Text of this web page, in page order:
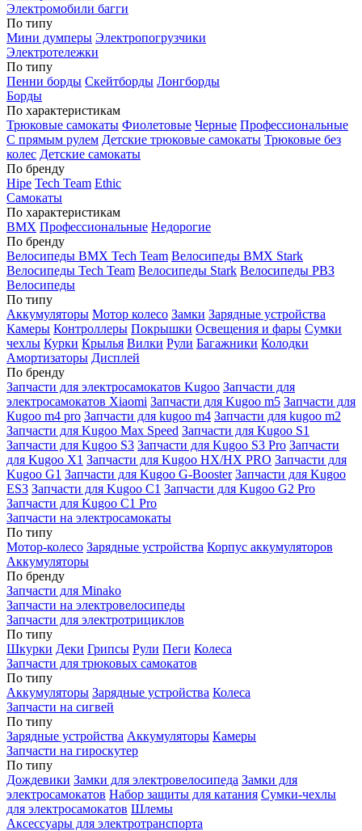
Электромобили багги
По типу
Мини думперы Электропогрузчики
Электротележки
По типу
Пенни борды Скейтборды Лонгборды
Борды
По характеристикам
Трюковые самокаты Фиолетовые Черные Профессиональные
С прямым рулем Детские трюковые самокаты Трюковые без
колес Детские самокаты
По бренду
Hipe Tech Team Ethic
Самокаты
По характеристикам
BMX Профессиональные Недорогие
По бренду
Велосипеды BMX Tech Team Велосипеды BMX Stark
Велосипеды Tech Team Велосипеды Stark Велосипеды РВЗ
Велосипеды
По типу
Аккумуляторы Мотор колесо Замки Зарядные устройства
Камеры Контроллеры Покрышки Освещения и фары Сумки
чехлы Курки Крылья Вилки Рули Багажники Колодки
Амортизаторы Дисплей
По бренду
Запчасти для электросамокатов Kugoo Запчасти для
электросамокатов Xiaomi Запчасти для Kugoo m5 Запчасти для
Кugoo m4 pro Запчасти для kugoo m4 Запчасти для kugoo m2
Запчасти для Kugoo Max Speed Запчасти для Kugoo S1
Запчасти для Kugoo S3 Запчасти для Kugoo S3 Pro Запчасти
для Kugoo X1 Запчасти для Kugoo HX/HX PRO Запчасти для
Kugoo G1 Запчасти для Kugoo G-Booster Запчасти для Kugoo
ES3 Запчасти для Kugoo C1 Запчасти для Kugoo G2 Pro
Запчасти для Kugoo C1 Pro
Запчасти на электросамокаты
По типу
Мотор-колесо Зарядные устройства Корпус аккумуляторов
Аккумуляторы
По бренду
Запчасти для Minako
Запчасти на электровелосипеды
Запчасти для электротрициклов
По типу
Шкурки Деки Грипсы Рули Пеги Колеса
Запчасти для трюковых самокатов
По типу
Аккумуляторы Зарядные устройства Колеса
Запчасти на сигвей
По типу
Зарядные устройства Аккумуляторы Камеры
Запчасти на гироскутер
По типу
Дождевики Замки для электровелосипеда Замки для
электросамокатов Набор защиты для катания Сумки-чехлы
для электросамокатов Шлемы
Аксессуары для электротранспорта